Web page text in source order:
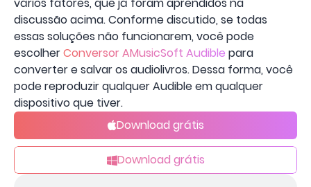
discussão acima. Conforme discutido, se todas
essas soluções não funcionarem, você pode
escolherConversor AMusicSoft Audible para
converter e salvar os audiolivros. Dessa forma, você
pode reproduzir qualquer Audible em qualquer
dispositivo que tiver.
Download grátis
Download grátis